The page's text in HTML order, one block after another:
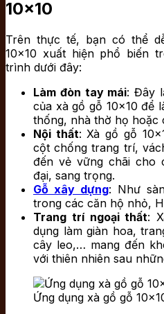
10×10
Trên thực tế, bạn có thể
10×10 xuất hiện phổ biến
trình dưới đây:
Làm đòn tay mái: Đây
của xà gồ gỗ 10×10 để
thống, nhà thờ họ hoặc
Nội thất: Xà gồ gỗ
cột chống trang trí,
đến vẻ vững chãi cho
đại, sang trọng.
Gỗ xây dựng: Như
trong các căn hộ nhỏ,
Trang trí ngoại thất:
dụng làm giàn hoa,
cây leo,… mang đến
với thiên nhiên sau
Ứng dụng xà gồ gỗ